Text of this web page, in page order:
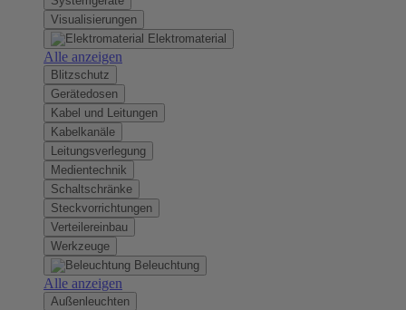
Visualisierungen
Elektromaterial
Alle anzeigen
Blitzschutz
Gerätedosen
Kabel und Leitungen
Kabelkanäle
Leitungsverlegung
Medientechnik
Schaltschränke
Steckvorrichtungen
Verteilereinbau
Werkzeuge
Beleuchtung
Alle anzeigen
Außenleuchten